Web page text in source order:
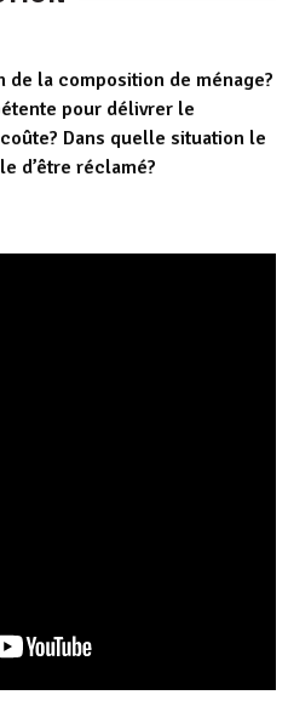
de la composition de ménage?
pour délivrer le
Dans quelle situation le
d’être réclamé?